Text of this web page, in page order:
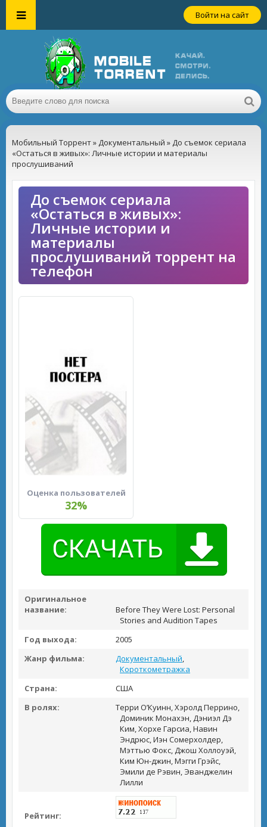
Войти на сайт
Мобильный Торрент» Документальный » До съемок сериала
«Остаться в живых»: Личные истории и материалы
прослушиваний
До съемок сериала
«Остаться в живых»:
Личные истории и
материалы
прослушиваний торрент на
телефон
Оценка пользователей
32%
Оригинальное
название:
Before They Were Lost: Personal
Stories and Audition Tapes
Год выхода:
2005
Жанр фильма:
Документальный,
Короткометражка
Страна:
США
В ролях:
Терри О’Куинн, Хэролд Перрино,
Доминик Монахэн, Дэниэл Дэ
Ким, Хорхе Гарсиа, Навин
Эндрюс, Иэн Сомерхолдер,
Мэттью Фокс, Джош Холлоуэй,
Ким Юн-джин, Мэгги Грэйс,
Эмили де Рэвин, Эванджелин
Лилли
Рейтинг: